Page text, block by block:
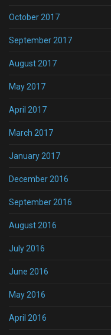
October 2017
September 2017
August 2017
May 2017
April 2017
March 2017
January 2017
December 2016
September 2016
August 2016
July 2016
June 2016
May 2016
April 2016